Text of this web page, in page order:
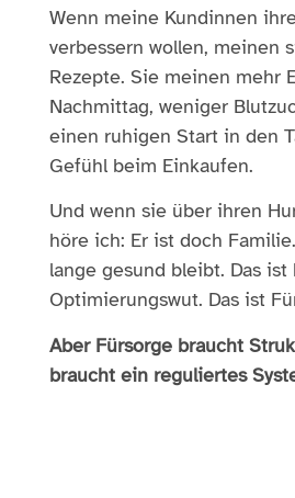
Wenn meine Kundinnen
verbessern wollen, meinen
Rezepte. Sie meinen mehr
Nachmittag, weniger
einen ruhigen Start in den
Gefühl beim Einkaufen.
Und wenn sie über ihren
höre ich: Er ist doch
lange gesund bleibt. Das ist
Optimierungswut. Das ist
Aber Fürsorge braucht
braucht ein reguliertes